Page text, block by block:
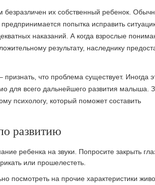
безразличен их собственный ребенок.
попытка исправить
наказаний. А когда взрослые
результату, наследнику
что проблема существует. Иногда
для всего дальнейшего развития малыша.
психологу, который поможет составить
развитию
ребенка на звуки. Попросите закрыть
или прошелестеть.
посмотреть на прочие характеристики